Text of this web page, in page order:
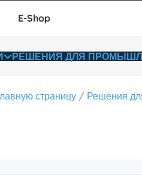
E-Shop
РЕШЕНИЯ ДЛЯ
страницу Решения